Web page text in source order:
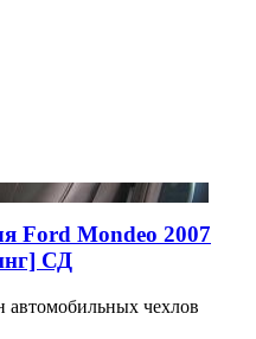
Ford Mondeo 2007
СД
чехлов